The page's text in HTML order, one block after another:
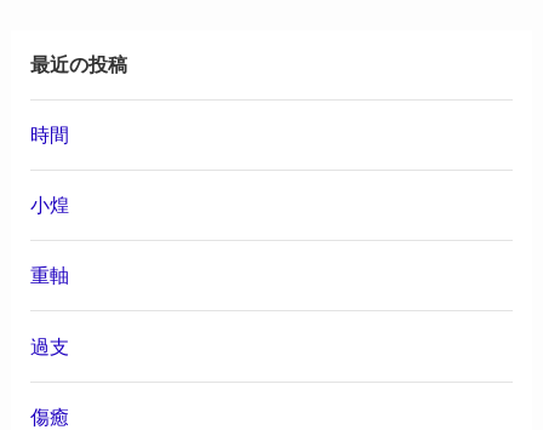
最近の投稿
時間
小煌
重軸
過支
傷癒